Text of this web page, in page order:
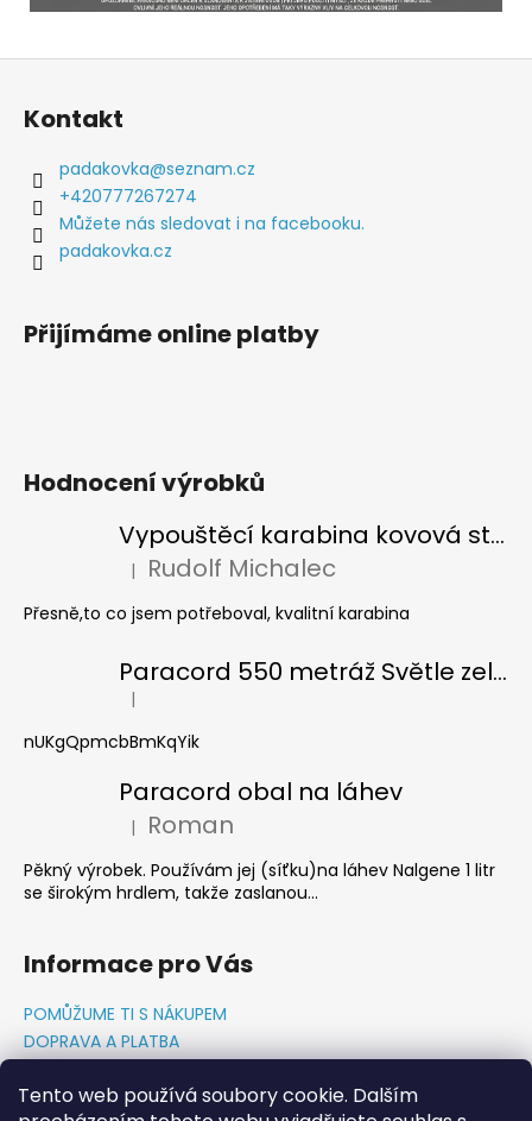
Tento web používá soubory cookie. Dalším
Z
Kontakt
padakovka@seznam.cz
+420777267274
Můžete nás sledovat i na facebooku.
padakovka.cz
Přijímáme online platby
Hodnocení výrobků
Vypouštěcí karabina kovová stříbrná
Hodnocení produktu je 5 z 5 hvězdiček.
| Rudolf Michalec
Přesně,to co jsem potřeboval, kvalitní karabina
Paracord 550 metráž Světle zelená
Hodnocení produktu je 5 z 5 hvězdiček.
|
nUKgQpmcbBmKqYik
Paracord obal na láhev
Hodnocení produktu je 5 z 5 hvězdiček.
| Roman
Pěkný výrobek. Používám jej (síťku)na láhev Nalgene 1 litr
se širokým hrdlem, takže zaslanou...
Informace pro Vás
POMŮŽUME TI S NÁKUPEM
DOPRAVA A PLATBA
GDPR PODMÍNKY